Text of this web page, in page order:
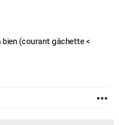
bien (courant gâchette <